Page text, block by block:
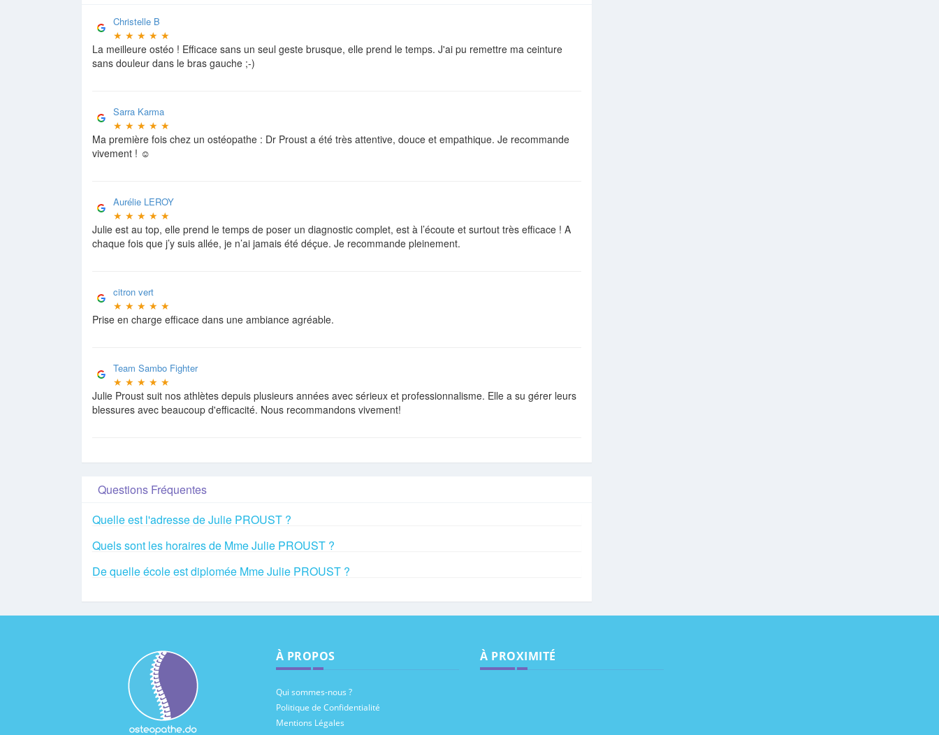
Christelle B
★ ★ ★ ★ ★
La meilleure ostéo ! Efficace sans un seul geste brusque, elle prend le temps. J'ai pu remettre ma ceinture
sans douleur dans le bras gauche ;-)
Sarra Karma
★ ★ ★ ★ ★
Ma première fois chez un ostéopathe : Dr Proust a été très attentive, douce et empathique. Je recommande
vivement ! ☺️
Aurélie LEROY
★ ★ ★ ★ ★
Julie est au top, elle prend le temps de poser un diagnostic complet, est à l’écoute et surtout très efficace ! A
chaque fois que j’y suis allée, je n’ai jamais été déçue. Je recommande pleinement.
citron vert
★ ★ ★ ★ ★
Prise en charge efficace dans une ambiance agréable.
Team Sambo Fighter
★ ★ ★ ★ ★
Julie Proust suit nos athlètes depuis plusieurs années avec sérieux et professionnalisme. Elle a su gérer leurs
blessures avec beaucoup d'efficacité. Nous recommandons vivement!
Questions Fréquentes
Quelle est l'adresse de Julie PROUST ?
Quels sont les horaires de Mme Julie PROUST ?
De quelle école est diplomée Mme Julie PROUST ?
À PROPOS
Qui sommes-nous ?
Politique de Confidentialité
Mentions Légales
À PROXIMITÉ